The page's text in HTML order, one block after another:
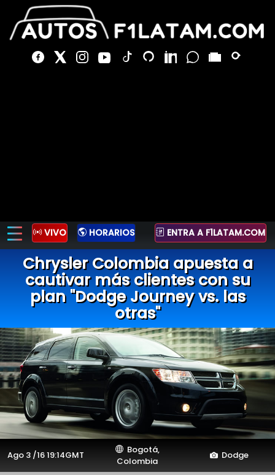
VIVO HORARIOS ENTRA A F1LATAM.COM
Chrysler Colombia apuesta a
cautivar más clientes con su
plan "Dodge Journey vs. las
otras"
Ago 3 /16 19:14GMT
Bogotá,
Colombia
Dodge